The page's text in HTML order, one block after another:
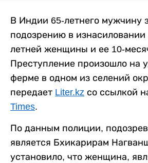
В Индии 65-летнего мужчину
подозрению в изнасиловании
летней женщины и ее 10-
Преступление произошло на
ферме в одном из селений
передает Liter.kz со ссылкой
Times.
По данным полиции,
является Бхикарирам
установило, что женщина,